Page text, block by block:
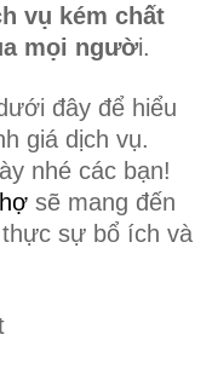
vụ kém chất
mọi người.
đây để hiểu
giá dịch vụ.
nhé các bạn!
sẽ mang đến
sự bổ ích và